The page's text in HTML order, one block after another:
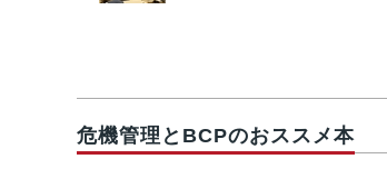
危機管理とBCPのおススメ本